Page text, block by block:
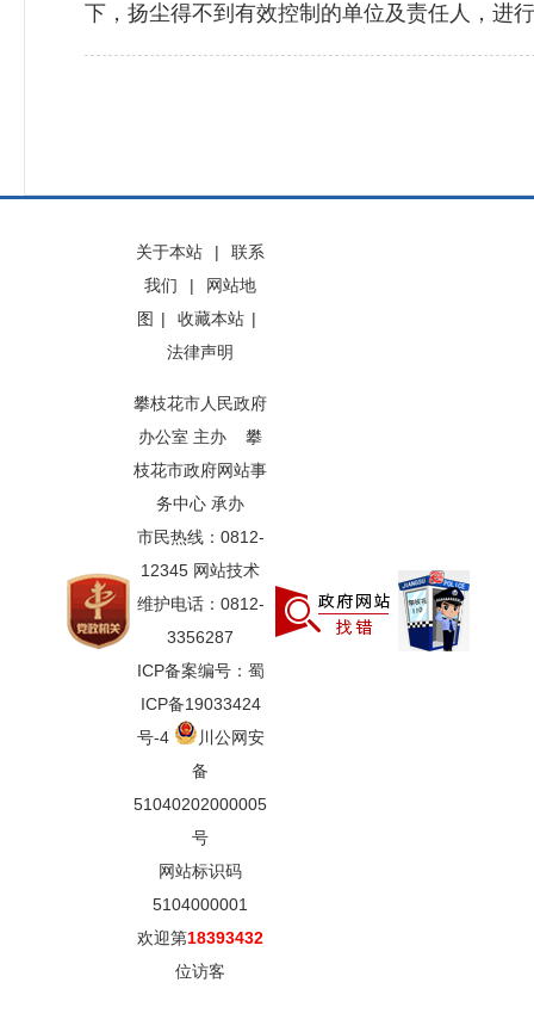
下，扬尘得不到有效控制的单位及责任人，进
关于本站 |
联系
我们
|
网站地
图 | 收藏本站 |
法律声明
攀枝花市人民政府
办公室 主办 攀
枝花市政府网站事
务中心 承办
市民热线：0812-
12345 网站技术
维护电话：0812-
3356287
ICP备案编号：蜀
ICP备19033424
号-4
川公网安
备
51040202000005
号
网站标识码
5104000001
欢迎第18393432
位访客